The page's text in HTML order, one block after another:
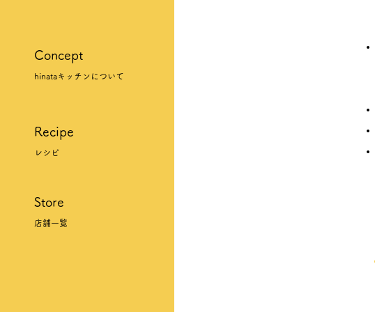
Concept
hinataキッチンについて
Recipe
レシピ
Store
店舗一覧